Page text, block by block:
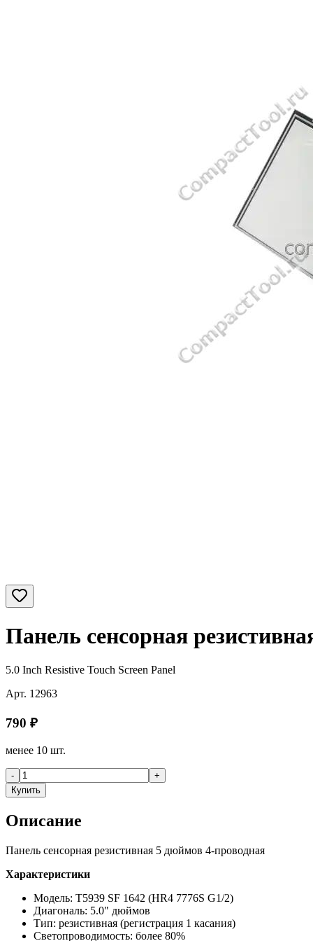
Панель сенсорная
5.0 Inch Resistive Touch Screen Panel
Арт. 12963
790 ₽
менее 10 шт.
-
+
Купить
Описание
Панель сенсорная резистивная 5 дюймов 4-проводная
Характеристики
Модель: T5939 SF 1642 (HR4 7776S G1/2)
Диагональ: 5.0" дюймов
Тип: резистивная (регистрация 1 касания)
Светопроводимость: более 80%